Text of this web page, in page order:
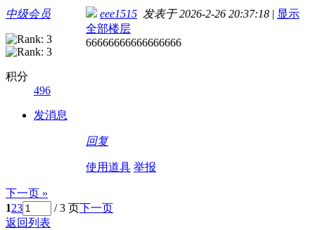
中级会员
积分
496
发消息
eee1515 发表于 2026-2-26 20:37:18 | 显示
全部楼层
66666666666666666
回复
使用道具 举报
下一页 »
123 / 3 页下一页
返回列表